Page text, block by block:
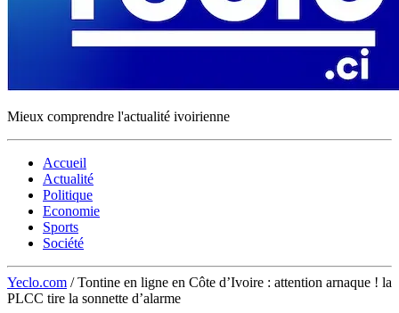
Mieux comprendre l'actualité ivoirienne
Accueil
Actualité
Politique
Economie
Sports
Société
Yeclo.com / Tontine en ligne en Côte d’Ivoire : attention arnaque ! la
PLCC tire la sonnette d’alarme